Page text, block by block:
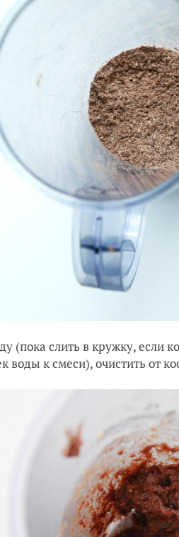
(пока слить в кружку, если
воды к смеси), очистить от